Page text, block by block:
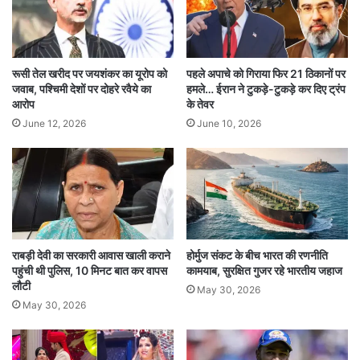
उपाध्यक्ष राजीव शुक्ला की अपील भी ठुकरा दी. शुक्ला ने
मंगलवार (30 सितंबर) को एसीसी की बैठक में एशिया कप
ट्रॉफी भारत को सौंपने की मांग पुरजोर तरीके से रखी,
लेकिन नकवी का कहना था कि ट्रॉफी लेने के लिए भारतीय
कप्तान सूर्यकुमार यादव को एसीसी ऑफिस आना होगा.
नकवी का व्यवहार दुर्भाग्यपूर्ण: देवजीत सैकिया
बीसीसीआई के सचिव देवजीत सैकिया ने मोहसिन नकवी के
इस रवैये को अत्यंत दुर्भाग्यपूर्ण और खेल भावना के खिलाफ
करार दिया. उन्होंने कहा, ‘हमने ये निर्णय लिया था कि
मोहसिन नकवी से ट्रॉफी नहीं लेंगे, लेकिन इसका यह मतलब
नहीं है कि वे ट्रॉफी और मेडल्स लेकर भाग जाएं. यह
शर्मनाक है और हमें उम्मीद है कि जल्द ही कप भारत को सौंपा
जाएगा.’
रूसी तेल खरीद पर जयशंकर का यूरोप को
जवाब, पश्चिमी देशों पर दोहरे रवैये का
आरोप
June 12, 2026
पहले अपाचे को गिराया फिर 21 ठिकानों पर
हमले… ईरान ने टुकड़े-टुकड़े कर दिए ट्रंप
के तेवर
June 10, 2026
राबड़ी देवी का सरकारी आवास खाली कराने
पहुंची थी पुलिस, 10 मिनट बात कर वापस
लौटी
May 30, 2026
होर्मुज संकट के बीच भारत की रणनीति
कामयाब, सुरक्षित गुजर रहे भारतीय जहाज
May 30, 2026